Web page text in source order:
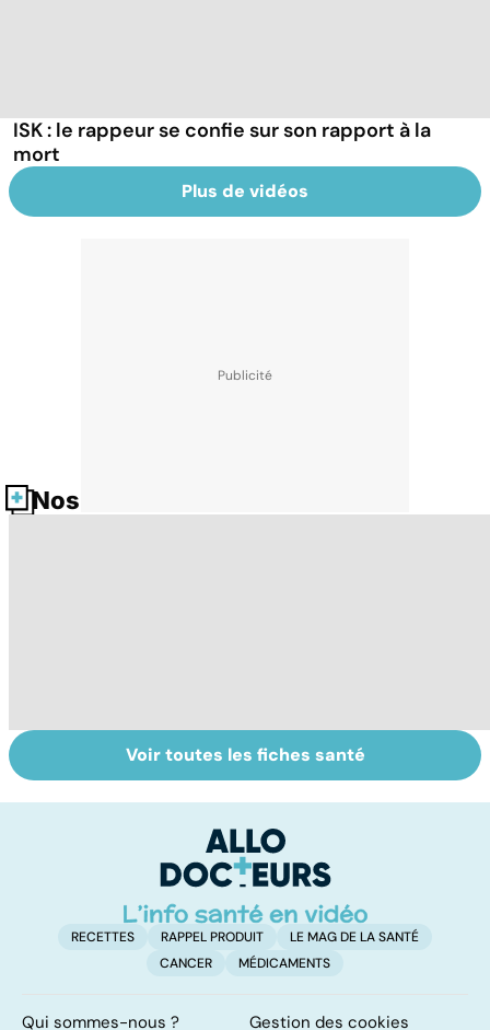
ISK : le rappeur se confie sur son rapport à la
mort
Plus de vidéos
Nos fiches santé
La tuberculose
pulmonaire
Tout savoir sur
les infections
Voir toutes les fiches santé
RECETTES RAPPEL PRODUIT
LE MAG DE LA SANTÉ
CANCER
MÉDICAMENTS
Qui sommes-nous ? Gestion des cookies